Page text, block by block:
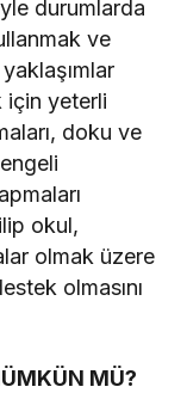
durumlarda
ve
için yeterli
doku ve
okul,
olmak üzere
olmasını
MÜ?